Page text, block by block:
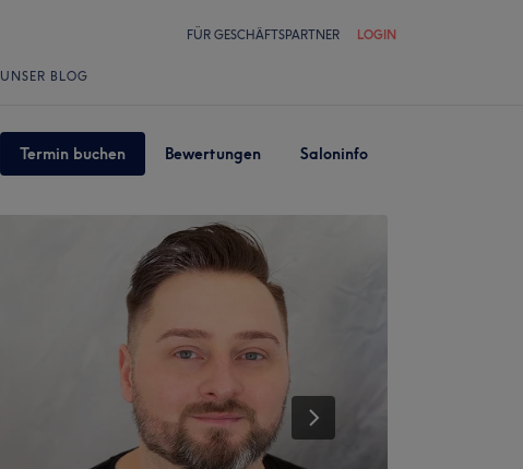
FÜR GESCHÄFTSPARTNER LOGIN
UNSER BLOG
Termin buchen Bewertungen Saloninfo